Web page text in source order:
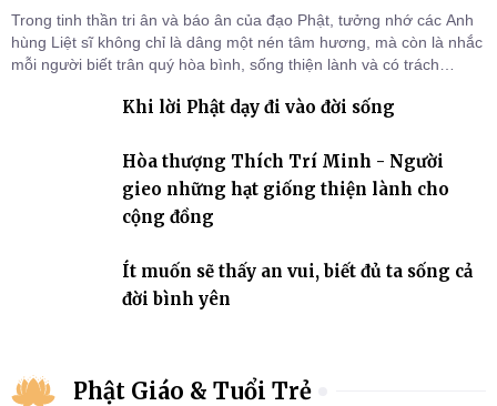
Trong tinh thần tri ân và báo ân của đạo Phật, tưởng nhớ các Anh
hùng Liệt sĩ không chỉ là dâng một nén tâm hương, mà còn là nhắc
mỗi người biết trân quý hòa bình, sống thiện lành và có trách
Khi lời Phật dạy đi vào đời sống
Hòa thượng Thích Trí Minh - Người
gieo những hạt giống thiện lành cho
cộng đồng
Ít muốn sẽ thấy an vui, biết đủ ta sống cả
đời bình yên
Phật Giáo & Tuổi Trẻ